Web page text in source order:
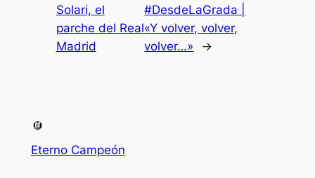
Solari, el
parche del Real
Madrid
#DesdeLaGrada |
«Y volver, volver,
volver…»
→
Eterno Campeón